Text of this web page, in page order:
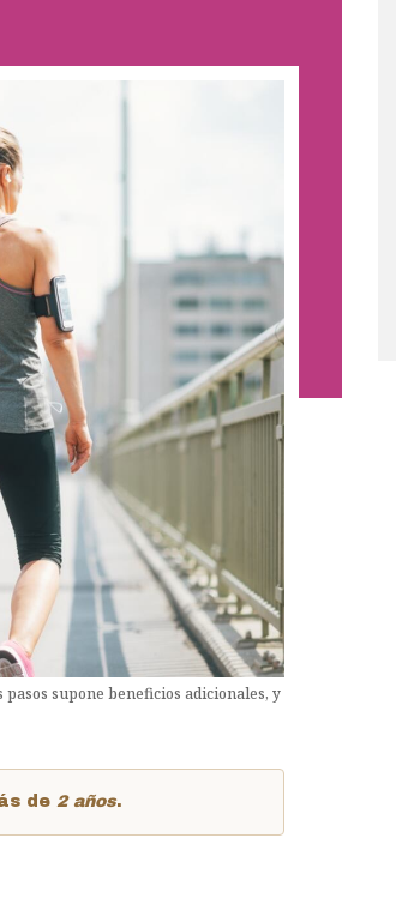
supone beneficios adicionales, y
de 2 años.